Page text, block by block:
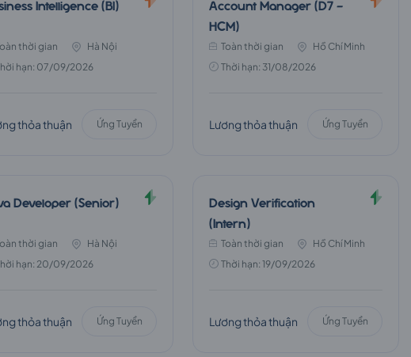
Intelligence (BI)
thời gian
Hà Nội
hạn: 07/09/2026
thỏa thuận Ứng Tuyển
Account Manager (D7 -
HCM)
Toàn thời gian
Hồ Chí Minh
Thời hạn: 31/08/2026
Lương thỏa thuận Ứng Tuyển
Developer (Senior)
thời gian
Hà Nội
hạn: 20/09/2026
thỏa thuận Ứng Tuyển
Design Verification
(Intern)
Toàn thời gian
Hồ Chí Minh
Thời hạn: 19/09/2026
Lương thỏa thuận Ứng Tuyển